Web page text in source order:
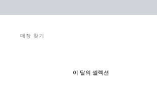
매장 찾기
이 달의 셀렉션